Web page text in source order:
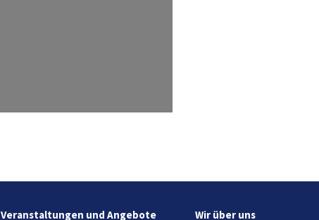
Veranstaltungen und Angebote Wir über uns